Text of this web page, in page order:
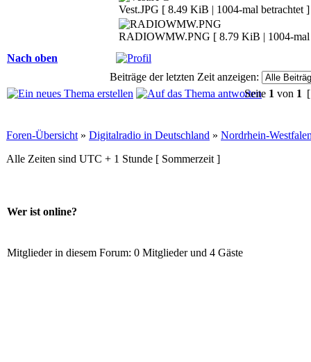
Vest.JPG [ 8.49 KiB | 1004-mal betrachtet ]
RADIOWMW.PNG [ 8.79 KiB | 1004-mal
Nach oben
Beiträge der letzten Zeit anzeigen:
Seite 1 von 1
Foren-Übersicht » Digitalradio in Deutschland » Nordrhein-
Alle Zeiten sind UTC + 1 Stunde [ Sommerzeit ]
Wer ist online?
Mitglieder in diesem Forum: 0 Mitglieder und 4 Gäste